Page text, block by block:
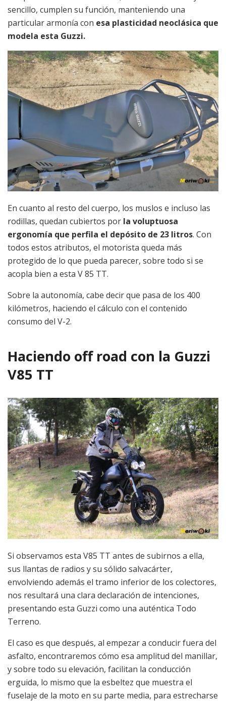
sencillo, cumplen su función, manteniendo una
particular armonía con esa plasticidad neoclásica que
modela esta Guzzi.
En cuanto al resto del cuerpo, los muslos e incluso las
rodillas, quedan cubiertos por la voluptuosa
ergonomía que perfila el depósito de 23 litros. Con
todos estos atributos, el motorista queda más
protegido de lo que pueda parecer, sobre todo si se
acopla bien a esta V 85 TT.
Sobre la autonomía, cabe decir que pasa de los 400
kilómetros, haciendo el cálculo con el contenido
consumo del V-2.
Haciendo off road con la Guzzi
V85 TT
Si observamos esta V85 TT antes de subirnos a ella,
sus llantas de radios y su sólido salvacárter,
envolviendo además el tramo inferior de los colectores,
nos resultará una clara declaración de intenciones,
presentando esta Guzzi como una auténtica Todo
Terreno.
El caso es que después, al empezar a conducir fuera del
asfalto, encontraremos cómo esa amplitud del manillar,
y sobre todo su elevación, facilitan la conducción
erguida, lo mismo que la esbeltez que muestra el
fuselaje de la moto en su parte media, para estrecharse